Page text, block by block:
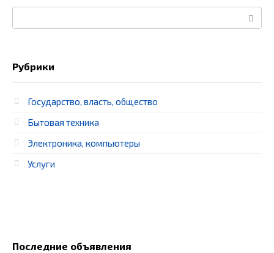
Рубрики
Государство, власть, общество
Бытовая техника
Электроника, компьютеры
Услуги
Последние объявления